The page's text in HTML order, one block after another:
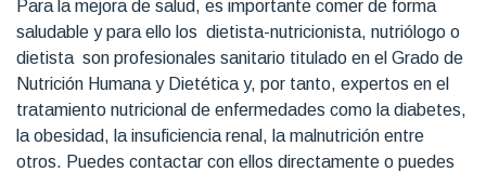
Para la mejora de salud, es importante comer de forma
saludable y para ello los dietista-nutricionista, nutriólogo o
dietista son profesionales sanitario titulado en el Grado de
Nutrición Humana y Dietética y, por tanto, expertos en el
tratamiento nutricional de enfermedades como la diabetes,
la obesidad, la insuficiencia renal, la malnutrición entre
otros. Puedes contactar con ellos directamente o puedes